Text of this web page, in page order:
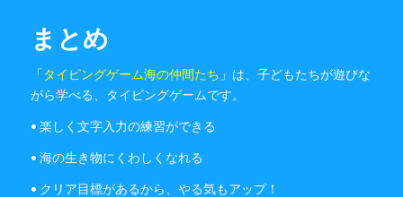
まとめ
「タイピングゲーム海の仲間たち 」は、子どもたちが遊びな
がら学べる、タイピングゲームです。
• 楽しく文字入力の練習ができる
• 海の生き物にくわしくなれる
• クリア目標があるから、やる気もアップ！